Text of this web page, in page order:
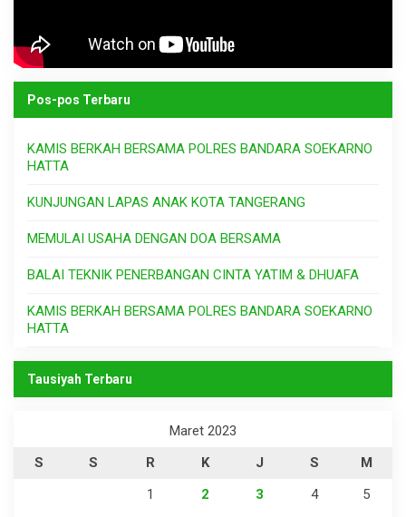
Pos-pos Terbaru
KAMIS BERKAH BERSAMA POLRES BANDARA SOEKARNO
HATTA
KUNJUNGAN LAPAS ANAK KOTA TANGERANG
MEMULAI USAHA DENGAN DOA BERSAMA
BALAI TEKNIK PENERBANGAN CINTA YATIM & DHUAFA
KAMIS BERKAH BERSAMA POLRES BANDARA SOEKARNO
HATTA
Tausiyah Terbaru
Maret 2023
S
S R K J S
M
1
2 3 4
5